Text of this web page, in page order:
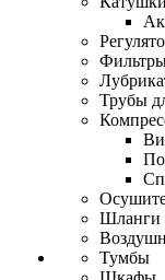
Фильтры
Трубы
Шланги
Тумбы